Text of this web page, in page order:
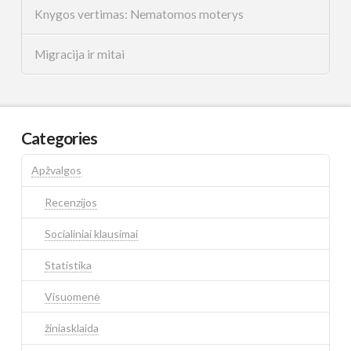
Knygos vertimas: Nematomos moterys
Migracija ir mitai
Categories
Apžvalgos
Recenzijos
Socialiniai klausimai
Statistika
Visuomenė
žiniasklaida